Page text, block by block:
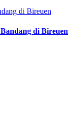
di Bireuen